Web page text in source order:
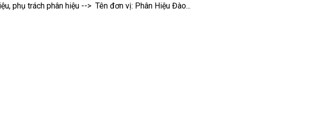
phụ trách phân hiệu --> Tên đơn vị: Phân Hiệu Đào...